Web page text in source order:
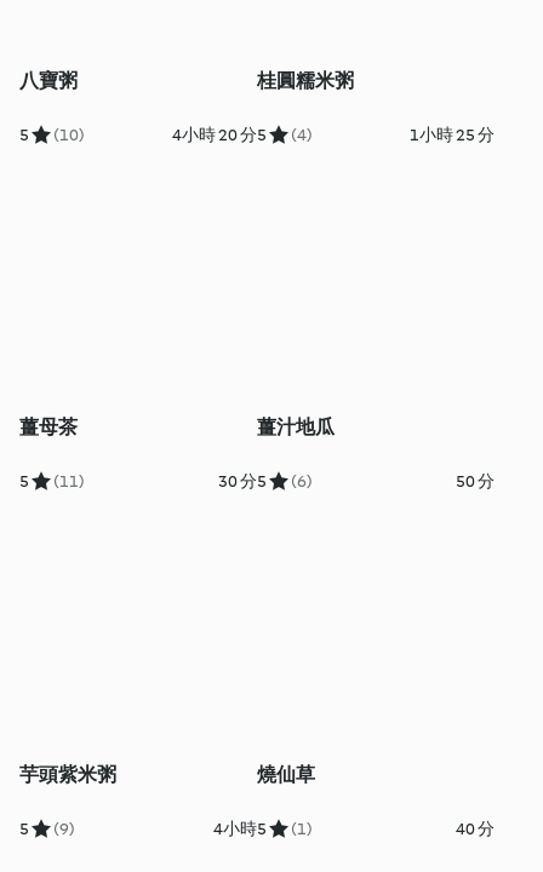
八寶粥
5 (10) 4小時 20 分
桂圓糯米粥
5 (4) 1小時 25 分
薑母茶
5 (11) 30 分
薑汁地瓜
5 (6) 50 分
芋頭紫米粥
5 (9) 4小時
燒仙草
5 (1) 40 分